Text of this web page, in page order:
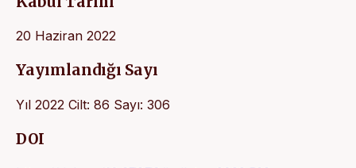
20 Haziran 2022
Yayımlandığı Sayı
Yıl 2022 Cilt: 86 Sayı: 306
DOI